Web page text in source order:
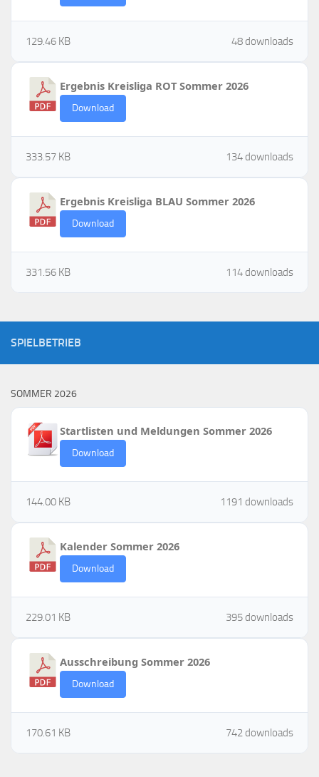
48 downloads
129.46 KB
Ergebnis Kreisliga ROT Sommer 2026
Download
134 downloads
333.57 KB
Ergebnis Kreisliga BLAU Sommer 2026
Download
114 downloads
331.56 KB
SPIELBETRIEB
SOMMER 2026
Startlisten und Meldungen Sommer 2026
Download
1191 downloads
144.00 KB
Kalender Sommer 2026
Download
395 downloads
229.01 KB
Ausschreibung Sommer 2026
Download
742 downloads
170.61 KB